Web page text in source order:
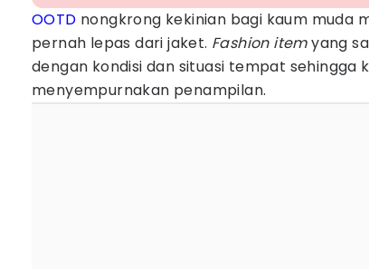
OOTD nongkrong kekinian bagi kaum muda
pernah lepas dari jaket. Fashion itemyang
dengan kondisi dan situasi tempat sehingga
menyempurnakan penampilan.